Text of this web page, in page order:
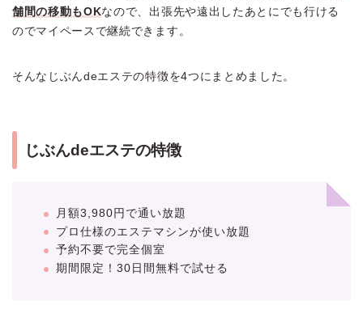
舗間の移動もOKなので、出張先や遠出したあとにでも行ける
のでマイペースで継続できます。
そんなじぶんdeエステの特徴を4つにまとめました。
じぶんdeエステの特徴
月額3,980円で通い放題
プロ仕様のエステマシンが使い放題
予約不要で完全個室
期間限定！30日間無料で試せる